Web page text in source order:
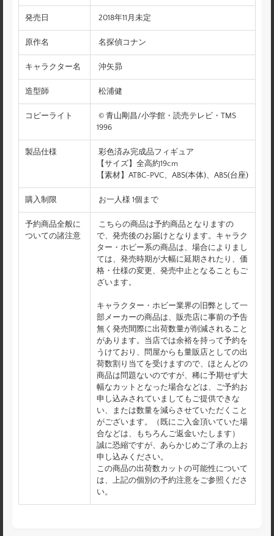
発売日 2018年11月未定
原作名 名探偵コナン
キャラクター名 沖矢昴
造型師 松浦健
コピーライト
© 青山剛昌/小学館・読売テレビ・TMS
1996
製品仕様
彩色済み完成品フィギュア
【サイズ】全高約19cm
【素材】ATBC-PVC、ABS(本体)、ABS(台座)
購入制限 お一人様 1個まで
予約商品全般に
ついての諸注意
こちらの商品は予約商品となりますの
で、発売後のお届けとなります。キャラク
ター・ホビー系の商品は、場合によりまし
ては、発売時期が大幅に延期されたり、価
格・仕様の変更、発売中止となることもご
ざいます。
キャラクター・ホビー業界の旧弊として一
部メーカーの商品は、販売店に事前の予告
無く発売間際に出荷数量が削減されること
があります。当店では余裕を持って予約を
うけており、問屋からも量販店としての出
荷数割り当てを受けますので、ほとんどの
商品は問題ないのですが、稀に予期せず大
幅なカットとなった場合などは、ご予約お
申し込みされていましてもご提供できな
い、または数量を減らさせていただくこと
がございます。（既にご入金頂いていた場
合などは、もちろんご返金いたします）
誠に恐縮ですが、あらかじめご了承の上お
申し込みください。
この商品の出荷数カットの可能性について
は、上記の個別の予約注意をご参照くださ
い。